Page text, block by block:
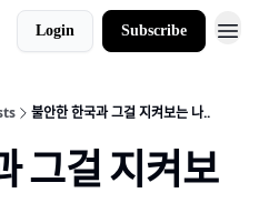
Login Subscribe
불안한 한국과 그걸 지켜보는 나..
그걸 지켜보